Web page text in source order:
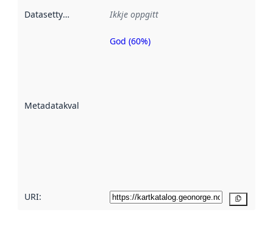
Datasettype Ikkje oppgitt
Metadatakvalitet
Metadatakvalitet
God (60%)
URI: